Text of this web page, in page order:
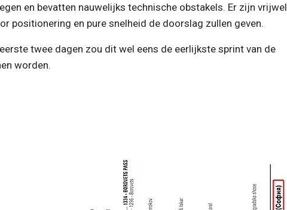
en bevatten nauwelijks technische obstakels. Er zijn vrijwel
positionering en pure snelheid de doorslag zullen geven.
twee dagen zou dit wel eens de eerlijkste sprint van de
worden.